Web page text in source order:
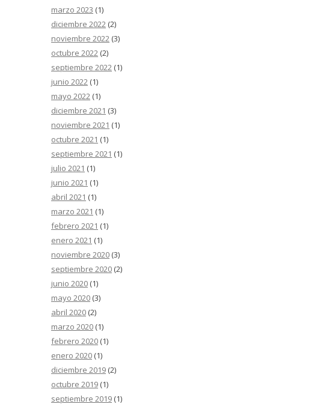
marzo 2023 (1)
diciembre 2022 (2)
noviembre 2022 (3)
octubre 2022 (2)
septiembre 2022 (1)
junio 2022 (1)
mayo 2022 (1)
diciembre 2021 (3)
noviembre 2021 (1)
octubre 2021 (1)
septiembre 2021 (1)
julio 2021 (1)
junio 2021 (1)
abril 2021 (1)
marzo 2021 (1)
febrero 2021 (1)
enero 2021 (1)
noviembre 2020 (3)
septiembre 2020 (2)
junio 2020 (1)
mayo 2020 (3)
abril 2020 (2)
marzo 2020 (1)
febrero 2020 (1)
enero 2020 (1)
diciembre 2019 (2)
octubre 2019 (1)
septiembre 2019 (1)